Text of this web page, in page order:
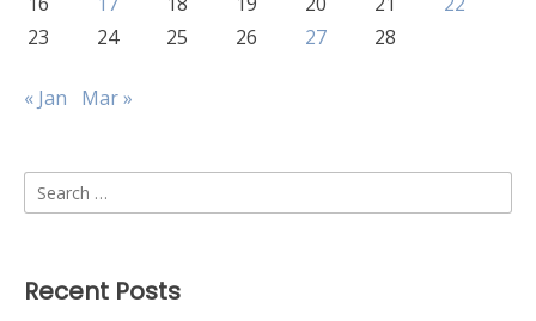
23
24 25 26 27 28
« Jan Mar »
Search
for:
Recent Posts